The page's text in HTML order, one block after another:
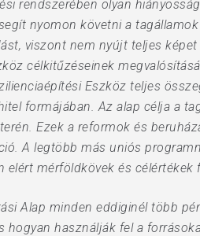
rendszerében olyan
nyomon követni a
viszont nem nyújt teljes
célkitűzéseinek
Eszköz teljes
formájában. Az alap célja a
Ezek a reformok és
A legtöbb más uniós
elért mérföldkövek és
Alap minden eddiginél több
hogyan használják fel a